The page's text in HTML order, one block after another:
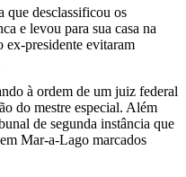
que desclassificou os
e levou para sua casa na
ex-presidente evitaram
à ordem de um juiz federal
do mestre especial. Além
de segunda instância que
Mar-a-Lago marcados